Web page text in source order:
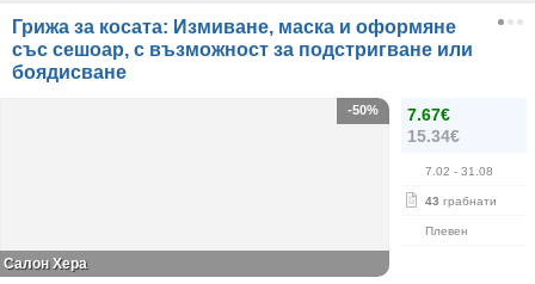
Грижа за косата: Измиване, маска и оформяне
със сешоар, с възможност за подстригване или
боядисване
7.67€
15.34€
7.02 - 31.08
43 грабнати
Плевен
-50%
Салон Хера